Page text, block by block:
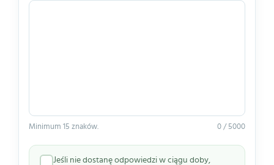
Minimum 15 znaków. 0 / 5000
Jeśli nie dostanę odpowiedzi w ciągu doby,